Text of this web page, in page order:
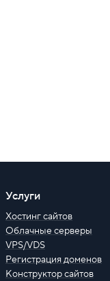
Услуги
Хостинг сайтов
Облачные серверы
VPS/VDS
Регистрация доменов
Конструктор сайтов